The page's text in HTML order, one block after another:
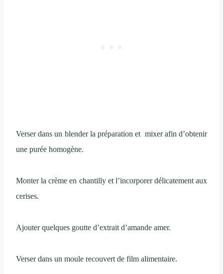
Verser dans un blender la préparation et mixer afin d’obtenir
une purée homogène.
Monter la crème en chantilly et l’incorporer délicatement aux
cerises.
Ajouter quelques goutte d’extrait d’amande amer.
Verser dans un moule recouvert de film alimentaire.